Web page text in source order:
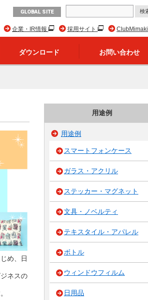
GLOBAL SITE
ClubMimaki
採用サイト
企業・IR情報
ダウンロード お問い合わせ
め、日
ネスの
用途例
用途例
スマートフォンケース
ガラス・アクリル
ステッカー・マグネット
文具・ノベルティ
テキスタイル・アパレル
ボトル
ウィンドウフィルム
日用品